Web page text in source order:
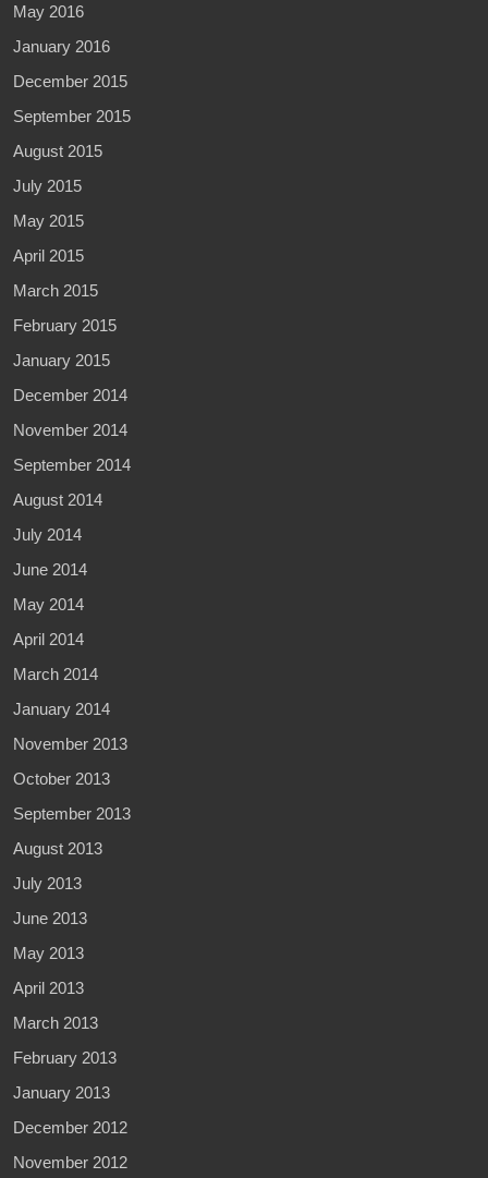
May 2016
January 2016
December 2015
September 2015
August 2015
July 2015
May 2015
April 2015
March 2015
February 2015
January 2015
December 2014
November 2014
September 2014
August 2014
July 2014
June 2014
May 2014
April 2014
March 2014
January 2014
November 2013
October 2013
September 2013
August 2013
July 2013
June 2013
May 2013
April 2013
March 2013
February 2013
January 2013
December 2012
November 2012